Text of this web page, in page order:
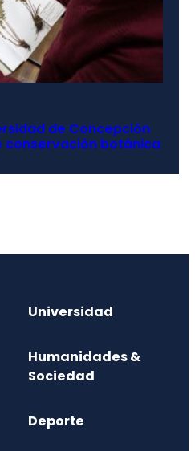
de Concepción
conservación botánica
Universidad
Humanidades &
Sociedad
Deporte